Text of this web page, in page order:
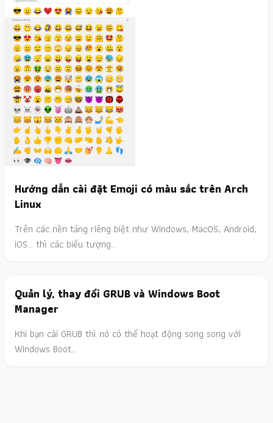
Hướng dẫn cài đặt Emoji có màu sắc trên Arch
Linux
Trên các nền tảng riêng biệt như Windows, MacOS, Android,
iOS... thì các biểu tượng…
Quản lý, thay đổi GRUB và Windows Boot
Manager
Khi bạn cài GRUB thì nó có thể hoạt động song song với
Windows Boot…